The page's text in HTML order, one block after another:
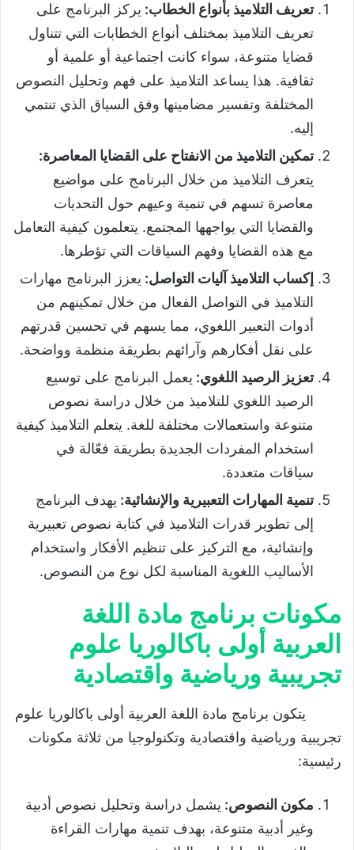
دروس التعبير والإنشاء
الدورة الثانية
الدروس اللغوية
دروس النصوص
تعريف التلاميذ بأنواع الخطاب: يركز البرنامج على
تعريف التلاميذ بمختلف أنواع الخطابات التي تتناول
قضايا متنوعة، سواء كانت اجتماعية أو علمية أو
ثقافية. هذا يساعد التلاميذ على فهم وتحليل النصوص
المختلفة وتفسير مضامينها وفق السياق الذي تنتمي
إليه.
تمكين التلاميذ من الانفتاح على القضايا المعاصرة:
يتعرف التلاميذ من خلال البرنامج على مواضيع
معاصرة تسهم في تنمية وعيهم حول التحديات
والقضايا التي يواجهها المجتمع. يتعلمون كيفية التعامل
مع هذه القضايا وفهم السياقات التي تؤطرها.
إكساب التلاميذ آليات التواصل: يعزز البرنامج مهارات
التلاميذ في التواصل الفعال من خلال تمكينهم من
أدوات التعبير اللغوي، مما يسهم في تحسين قدرتهم
على نقل أفكارهم وآرائهم بطريقة منظمة وواضحة.
تعزيز الرصيد اللغوي: يعمل البرنامج على توسيع
الرصيد اللغوي للتلاميذ من خلال دراسة نصوص
متنوعة واستعمالات مختلفة للغة. يتعلم التلاميذ كيفية
استخدام المفردات الجديدة بطريقة فعّالة في
سياقات متعددة.
تنمية المهارات التعبيرية والإنشائية: يهدف البرنامج
إلى تطوير قدرات التلاميذ في كتابة نصوص تعبيرية
وإنشائية، مع التركيز على تنظيم الأفكار واستخدام
الأساليب اللغوية المناسبة لكل نوع من النصوص.
مكونات برنامج مادة اللغة
العربية أولى باكالوريا علوم
تجريبية ورياضية واقتصادية
يتكون برنامج مادة اللغة العربية أولى باكالوريا علوم
تجريبية ورياضية واقتصادية وتكنولوجيا من ثلاثة مكونات
رئيسية:
مكون النصوص: يشمل دراسة وتحليل نصوص أدبية
وغير أدبية متنوعة، بهدف تنمية مهارات القراءة